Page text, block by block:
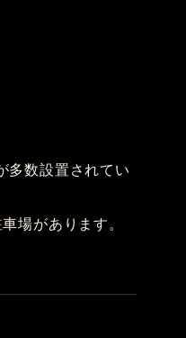
多数設置されてい
場があります。